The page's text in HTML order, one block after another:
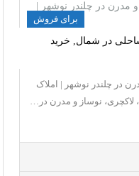
برای فروش
در شمال, خرید
در چلندر نوشهر | املاک
لاکچری، نوساز و مدرن در…